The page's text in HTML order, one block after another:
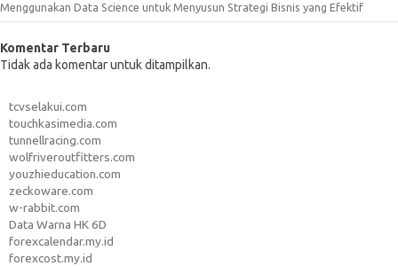
Menggunakan Data Science untuk Menyusun Strategi Bisnis yang Efektif
Komentar Terbaru
Tidak ada komentar untuk ditampilkan.
tcvselakui.com
touchkasimedia.com
tunnellracing.com
wolfriveroutfitters.com
youzhieducation.com
zeckoware.com
w-rabbit.com
Data Warna HK 6D
forexcalendar.my.id
forexcost.my.id